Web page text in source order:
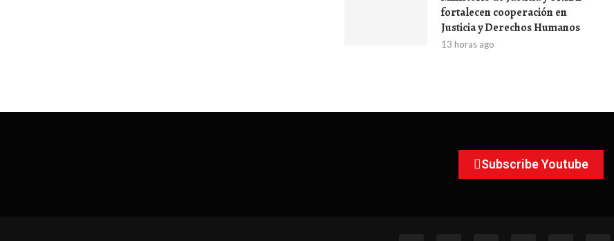
fortalecen cooperación en
Justicia y Derechos Humanos
13 horas ago
Subscribe Youtube